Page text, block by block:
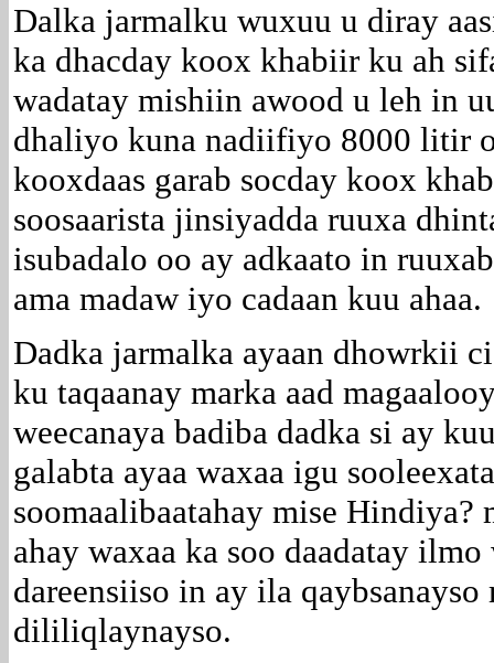
Dalka jarmalku wuxuu u diray
ka dhacday koox khabiir ku ah
wadatay mishiin awood u leh in
dhaliyo kuna nadiifiyo 8000 litir
kooxdaas garab socday koox
soosaarista jinsiyadda ruuxa
isubadalo oo ay adkaato in
ama madaw iyo cadaan kuu ahaa.
Dadka jarmalka ayaan dhowrkii
ku taqaanay marka aad
weecanaya badiba dadka si ay
galabta ayaa waxaa igu
soomaalibaatahay mise Hindiya?
ahay waxaa ka soo daadatay
dareensiiso in ay ila
dililiqlaynayso.